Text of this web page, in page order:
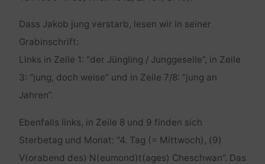
Dass Jakob jung verstarb, lesen wir in seiner
Grabinschrift:
Links in Zeile 1: “der Jüngling / Junggeselle”, in Zeile
3: “jung, doch weise” und in Zeile 7/8: “jung an
Jahren”.
Ebenfalls links, in Zeile 8 und 9 finden sich
Sterbetag und Monat: “4. Tag (= Mittwoch), (9)
V(orabend des) N(eumond)t(ages) Cheschwan”. Das